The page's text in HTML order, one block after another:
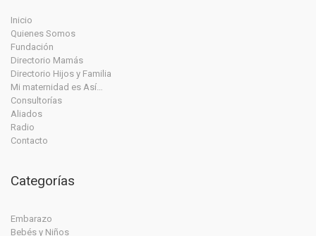
Inicio
Quienes Somos
Fundación
Directorio Mamás
Directorio Hijos y Familia
Mi maternidad es Así…
Consultorías
Aliados
Radio
Contacto
Categorías
Embarazo
Bebés y Niños